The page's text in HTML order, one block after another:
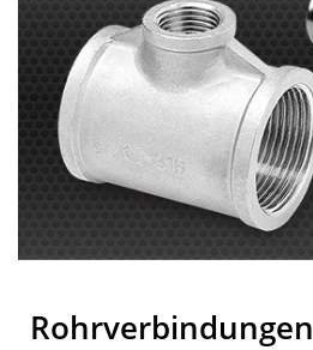
Rohrverbindungen